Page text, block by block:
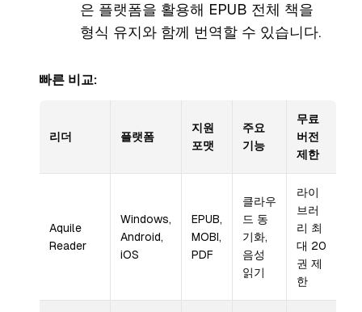
은 플랫폼을 활용해 EPUB 전체 책을
형식 유지와 함께 번역할 수 있습니다.
빠른 비교:
리더 플랫폼
지원
포맷
주요
기능
무료
버전
제한
Aquile
Reader
Windows,
Android,
iOS
EPUB,
MOBI,
PDF
클라우
드 동
기화,
음성
읽기
라이
브러
리 최
대 20
권 제
한